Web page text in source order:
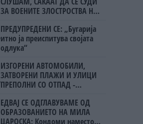
ЗА ВОЕНИТЕ ЗЛОСТРОСТВА НА
ПРЕДУПРЕДЕНИ СЕ: „Бугарија
итно ја преиспитува својата
одлука“
ИЗГОРЕНИ АВТОМОБИЛИ,
ЗАТВОРЕНИ ПЛАЖИ И УЛИЦИ
ПРЕПОЛНИ СО ОТПАД -
мигрантскиот бран кон Сеута
ЕДВАЈ СЕ ОДГЛАВУВАМЕ ОД
ОБРАЗОВАНИЕТО НА МИЛА
ЦАРОСКА: Кондоми наместо